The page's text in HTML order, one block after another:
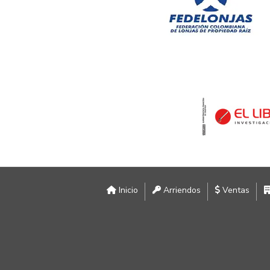
Inicio Arriendos Ventas